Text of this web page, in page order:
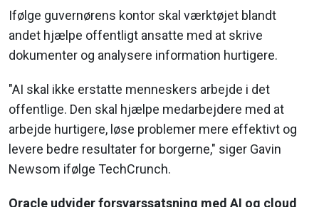
Ifølge guvernørens kontor skal værktøjet blandt
andet hjælpe offentligt ansatte med at skrive
dokumenter og analysere information hurtigere.
"AI skal ikke erstatte menneskers arbejde i det
offentlige. Den skal hjælpe medarbejdere med at
arbejde hurtigere, løse problemer mere effektivt og
levere bedre resultater for borgerne," siger Gavin
Newsom ifølge TechCrunch.
Oracle udvider forsvarssatsning med AI og cloud